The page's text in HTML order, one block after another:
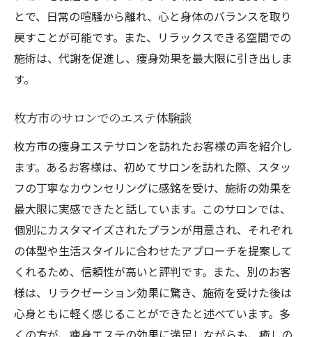
とで、日常の喧騒から離れ、心と身体のバランスを取り
戻すことが可能です。また、リラックスできる空間での
施術は、代謝を促進し、痩身効果を最大限に引き出しま
す。
枚方市のサロンでのエステ体験談
枚方市の痩身エステサロンを訪れたお客様の声を紹介し
ます。あるお客様は、初めてサロンを訪れた際、スタッ
フの丁寧なカウンセリングに感銘を受け、施術の効果を
最大限に実感できたと話しています。このサロンでは、
個別にカスタマイズされたプランが用意され、それぞれ
の体型や生活スタイルに合わせたアプローチを提案して
くれるため、信頼性が高いと評判です。また、別のお客
様は、リラクゼーション効果に驚き、施術を受けた後は
心身ともに軽く感じることができたと述べています。多